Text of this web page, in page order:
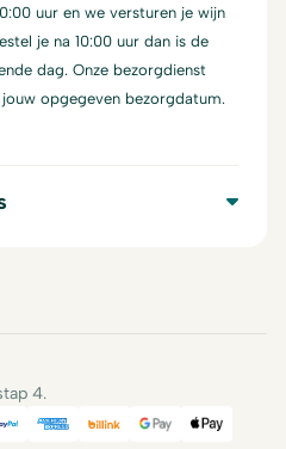
uur en we versturen je wijn
je na 10:00 uur dan is de
dag. Onze bezorgdienst
opgegeven bezorgdatum.
4.
PayPalAmerican Express
BillinkGoogle Pay
Apple